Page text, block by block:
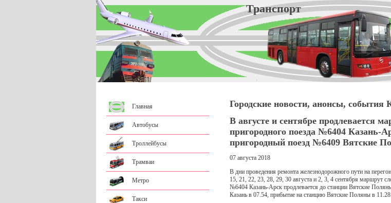
Транспорт
Главная
Автобусы
Троллейбусы
Трамваи
Метро
Такси
Городские новости, анонсы, события
В августе и сентябре продлевается
пригородного поезда №6404 Казань-
пригородный поезд №6409 Вятские По
07 августа 2018
В дни проведения ремонта железнодорожного пути на
15, 21, 22, 23, 28, 29, 30 августа и 2, 3, 4 сентября маршрут
№6404 Казань-Арск продлевается до станции Вятские
Казань в 07.54, прибытие на станцию Вятские Поляны в 11.28.